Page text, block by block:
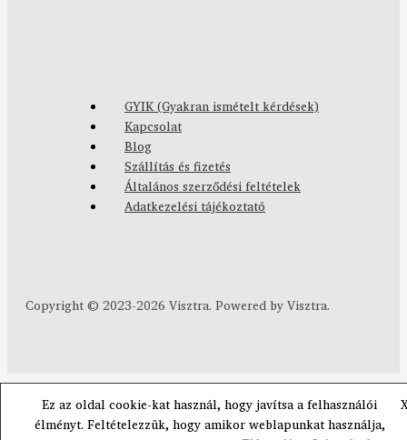
GYIK (Gyakran ismételt kérdések)
Kapcsolat
Blog
Szállítás és fizetés
Általános szerződési feltételek
Adatkezelési tájékoztató
Copyright © 2023-2026 Visztra. Powered by Visztra.
Ez az oldal cookie-kat használ, hogy javítsa a felhasználói
élményt. Feltételezzük, hogy amikor weblapunkat használja,